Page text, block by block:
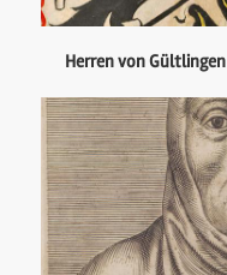
Herren von Gültlingen